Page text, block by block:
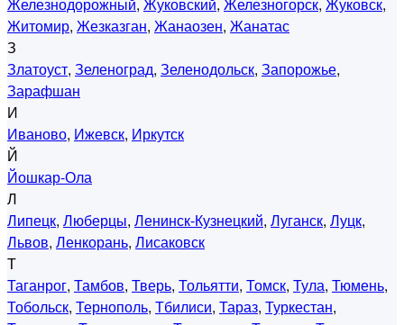
Житомир, Жезказган, Жанаозен, Жанатас
З
Златоуст, Зеленоград, Зеленодольск, Запорожье,
Зарафшан
И
Иваново, Ижевск, Иркутск
Й
Йошкар-Ола
Л
Липецк, Люберцы, Ленинск-Кузнецкий, Луганск, Луцк,
Львов, Ленкорань, Лисаковск
Т
Таганрог, Тамбов, Тверь, Тольятти, Томск, Тула, Тюмень,
Тобольск, Тернополь, Тбилиси, Тараз, Туркестан,